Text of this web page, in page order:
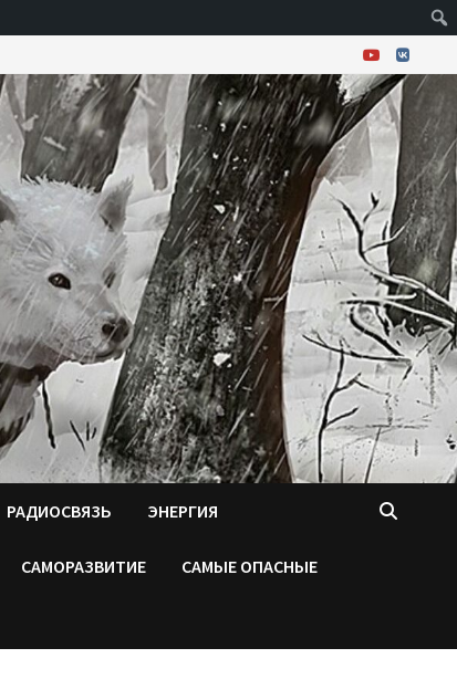
РАДИОСВЯЗЬ ЭНЕРГИЯ
САМОРАЗВИТИЕ САМЫЕ ОПАСНЫЕ